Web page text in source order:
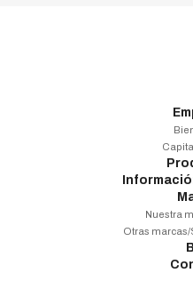
Nuestra
Otras